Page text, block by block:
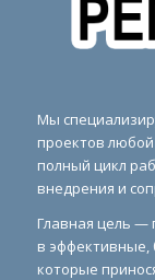
Мы
проектов
полный цикл
внедрения и
Главная цель —
в эффективные,
которые